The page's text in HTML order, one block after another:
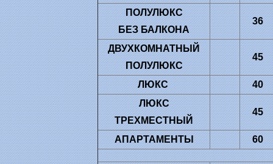
ПОЛУЛЮКС
БЕЗ БАЛКОНА
36
ДВУХКОМНАТНЫЙ
ПОЛУЛЮКС
45
ЛЮКС
40
ЛЮКС
ТРЕХМЕСТНЫЙ
45
АПАРТАМЕНТЫ 60